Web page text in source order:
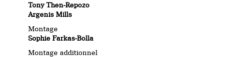
Tony Then-Repozo
Argenis Mills
Montage
Sophie Farkas-Bolla
Montage additionnel